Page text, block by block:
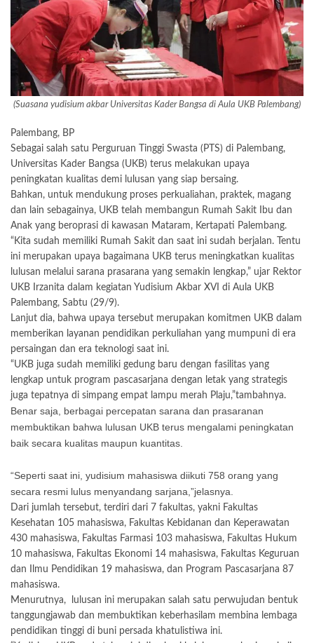
(Suasana yudisium akbar Universitas Kader Bangsa di Aula UKB Palembang)
Palembang, BP
Sebagai salah satu Perguruan Tinggi Swasta (PTS) di Palembang,
Universitas Kader Bangsa (UKB) terus melakukan upaya
peningkatan kualitas demi lulusan yang siap bersaing.
Bahkan, untuk mendukung proses perkualiahan, praktek, magang
dan lain sebagainya, UKB telah membangun Rumah Sakit Ibu dan
Anak yang beroprasi di kawasan Mataram, Kertapati Palembang.
“Kita sudah memiliki Rumah Sakit dan saat ini sudah berjalan. Tentu
ini merupakan upaya bagaimana UKB terus meningkatkan kualitas
lulusan melalui sarana prasarana yang semakin lengkap,” ujar Rektor
UKB Irzanita dalam kegiatan Yudisium Akbar XVI di Aula UKB
Palembang, Sabtu (29/9).
Lanjut dia, bahwa upaya tersebut merupakan komitmen UKB dalam
memberikan layanan pendidikan perkuliahan yang mumpuni di era
persaingan dan era teknologi saat ini.
“UKB juga sudah memiliki gedung baru dengan fasilitas yang
lengkap untuk program pascasarjana dengan letak yang strategis
juga tepatnya di simpang empat lampu merah Plaju,”tambahnya.
Benar saja, berbagai percepatan sarana dan prasaranan
membuktikan bahwa lulusan UKB terus mengalami peningkatan
baik secara kualitas maupun kuantitas.
“Seperti saat ini, yudisium mahasiswa diikuti 758 orang yang
secara resmi lulus menyandang sarjana,”jelasnya.
Dari jumlah tersebut, terdiri dari 7 fakultas, yakni Fakultas
Kesehatan 105 mahasiswa, Fakultas Kebidanan dan Keperawatan
430 mahasiswa, Fakultas Farmasi 103 mahasiswa, Fakultas Hukum
10 mahasiswa, Fakultas Ekonomi 14 mahasiswa, Fakultas Keguruan
dan Ilmu Pendidikan 19 mahasiswa, dan Program Pascasarjana 87
mahasiswa.
Menurutnya, lulusan ini merupakan salah satu perwujudan bentuk
tanggungjawab dan membuktikan keberhasilam membina lembaga
pendidikan tinggi di buni persada khatulistiwa ini.